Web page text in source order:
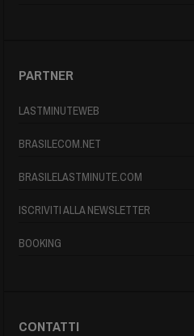
PARTNER
LASTMINUTEWEB
BRASILECOM.NET
BRASILELASTMINUTE.COM
ISCRIVITI ALLA NEWSLETTER
BOOKING
CONTATTI